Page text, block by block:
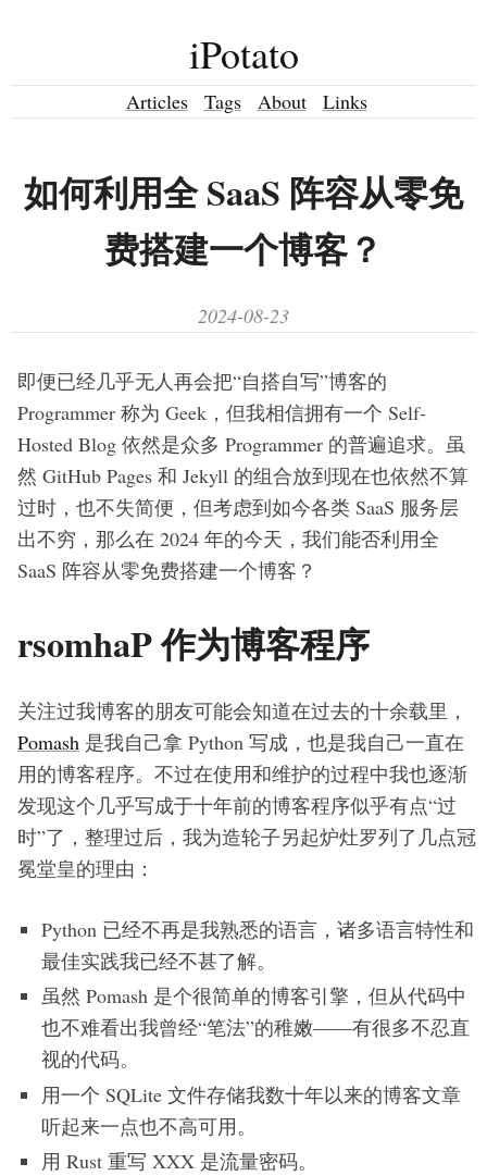
iPotato
Articles Tags About Links
如何利用全 SaaS 阵容从零免
费搭建一个博客？
2024-08-23
即便已经几乎无人再会把“自搭自写”博客的
Programmer 称为 Geek，但我相信拥有一个 Self-
Hosted Blog 依然是众多 Programmer 的普遍追求。虽
然 GitHub Pages 和 Jekyll 的组合放到现在也依然不算
过时，也不失简便，但考虑到如今各类 SaaS 服务层
出不穷，那么在 2024 年的今天，我们能否利用全
SaaS 阵容从零免费搭建一个博客？
rsomhaP 作为博客程序
关注过我博客的朋友可能会知道在过去的十余载里，
Pomash 是我自己拿 Python 写成，也是我自己一直在
用的博客程序。不过在使用和维护的过程中我也逐渐
发现这个几乎写成于十年前的博客程序似乎有点“过
时”了，整理过后，我为造轮子另起炉灶罗列了几点冠
冕堂皇的理由：
Python 已经不再是我熟悉的语言，诸多语言特性和
最佳实践我已经不甚了解。
虽然 Pomash 是个很简单的博客引擎，但从代码中
也不难看出我曾经“笔法”的稚嫩——有很多不忍直
视的代码。
用一个 SQLite 文件存储我数十年以来的博客文章
听起来一点也不高可用。
用 Rust 重写 XXX 是流量密码。